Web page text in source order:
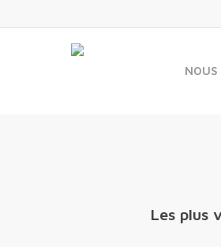
to
NOUS
Les plus